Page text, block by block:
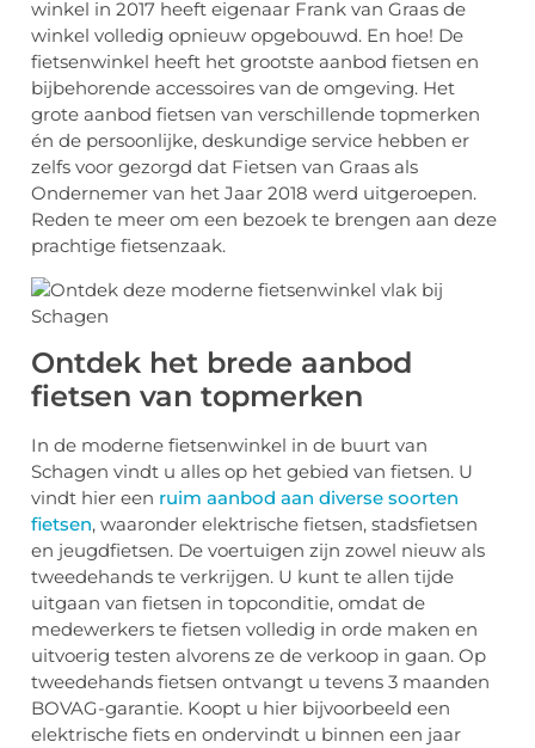
winkel in 2017 heeft eigenaar Frank van Graas de
winkel volledig opnieuw opgebouwd. En hoe! De
fietsenwinkel heeft het grootste aanbod fietsen en
bijbehorende accessoires van de omgeving. Het
grote aanbod fietsen van verschillende topmerken
én de persoonlijke, deskundige service hebben er
zelfs voor gezorgd dat Fietsen van Graas als
Ondernemer van het Jaar 2018 werd uitgeroepen.
Reden te meer om een bezoek te brengen aan deze
prachtige fietsenzaak.
Ontdek het brede aanbod
fietsen van topmerken
In de moderne fietsenwinkel in de buurt van
Schagen vindt u alles op het gebied van fietsen. U
vindt hier een ruim aanbod aan diverse soorten
fietsen, waaronder elektrische fietsen, stadsfietsen
en jeugdfietsen. De voertuigen zijn zowel nieuw als
tweedehands te verkrijgen. U kunt te allen tijde
uitgaan van fietsen in topconditie, omdat de
medewerkers te fietsen volledig in orde maken en
uitvoerig testen alvorens ze de verkoop in gaan. Op
tweedehands fietsen ontvangt u tevens 3 maanden
BOVAG-garantie. Koopt u hier bijvoorbeeld een
elektrische fiets en ondervindt u binnen een jaar